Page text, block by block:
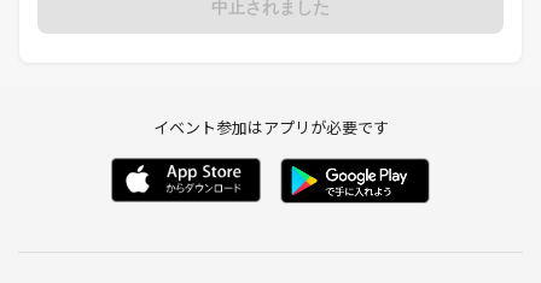
中止されました
イベント参加はアプリが必要です